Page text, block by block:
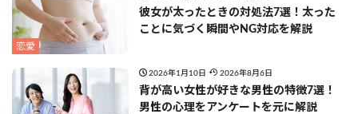
恋愛
彼女が太ったときの対処法7選！太った
ことに気づく瞬間やNG対応を解説
2026年1月10日 2026年8月6日
背が高い女性が好きな男性の特徴7選！
男性の心理をアンケートを元に解説